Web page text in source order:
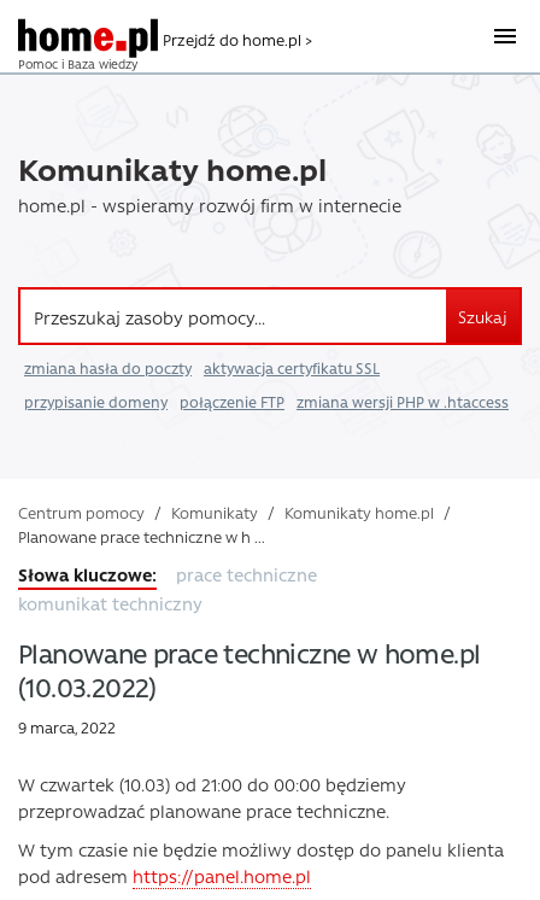
Pomoc i Baza wiedzy
Przejdź do home.pl >
Komunikaty home.pl
home.pl - wspieramy rozwój firm w internecie
Szukaj
zmiana hasła do poczty
aktywacja certyfikatu SSL
przypisanie domeny
połączenie FTP zmiana wersji PHP w .htaccess
Centrum pomocy / Komunikaty / Komunikaty home.pl /
Planowane prace techniczne w h ...
prace techniczne
komunikat techniczny
Planowane prace techniczne w home.pl
(10.03.2022)
9 marca, 2022
W czwartek (10.03) od 21:00 do 00:00 będziemy
przeprowadzać planowane prace techniczne.
W tym czasie nie będzie możliwy dostęp do panelu klienta
pod adresem https://panel.home.pl